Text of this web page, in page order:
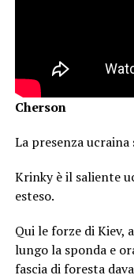
Cherson
La presenza ucraina
Krinky è il saliente
esteso.
Qui le forze di Kiev,
lungo la sponda e
fascia di foresta